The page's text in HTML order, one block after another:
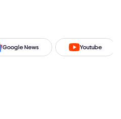
Google News Youtube